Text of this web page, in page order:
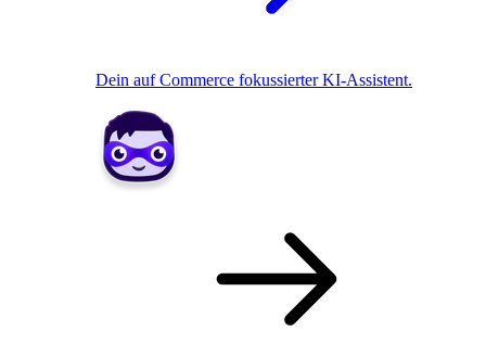
Dein auf Commerce fokussierter KI-Assistent.